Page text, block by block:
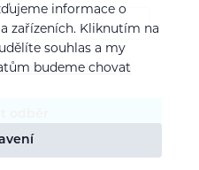
osobních údajů
informace o
zařízeních. Kliknutím na
souhlas a my
budeme chovat